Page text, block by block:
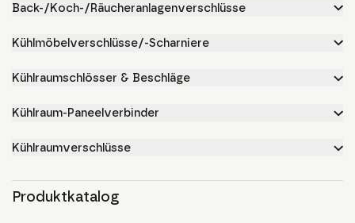
Back-/Koch-/Räucheranlagenverschlüsse
Kühlmöbelverschlüsse/-Scharniere
Kühlraumschlösser & Beschläge
Kühlraum-Paneelverbinder
Kühlraumverschlüsse
Produktkatalog